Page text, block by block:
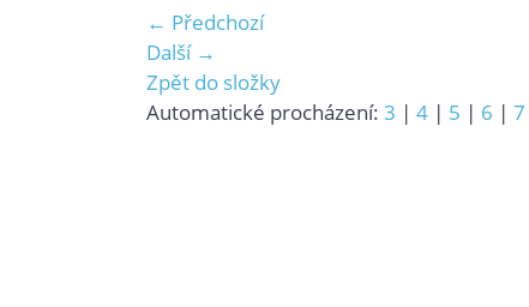
← Předchozí
Další →
Zpět do složky
Automatické procházení: 3 | 4 | 5 | 6 | 7